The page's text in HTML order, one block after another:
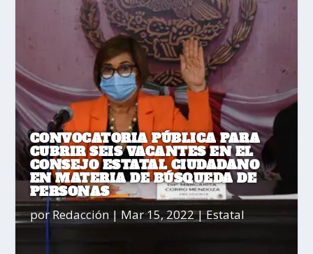
CONVOCATORIA PÚBLICA PARA
CUBRIR SEIS VACANTES EN EL
CONSEJO ESTATAL CIUDADANO
EN MATERIA DE BÚSQUEDA DE
PERSONAS
por Redacción| Mar 15, 2022|Estatal